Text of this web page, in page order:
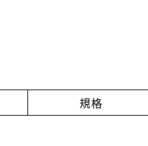
規格